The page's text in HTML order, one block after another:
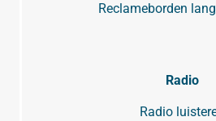
Reclameborden
Radio
Radio